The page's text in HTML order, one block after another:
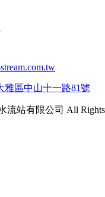
雅區中山十一路81號
流站有限公司 All Rights